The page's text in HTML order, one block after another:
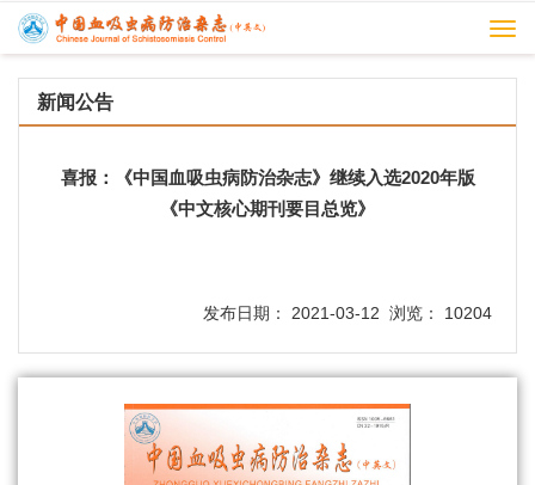
新闻公告
喜报：《中国血吸虫病防治杂志》继续入选2020年版
《中文核心期刊要目总览》
发布日期： 2021-03-12 浏览： 10204